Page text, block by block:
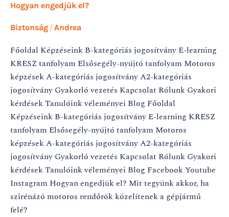
Hogyan engedjük el?
Biztonság / Andrea
Főoldal Képzéseink B-kategóriás jogosítvány E-learning
KRESZ tanfolyam Elsősegély-nyújtó tanfolyam Motoros
képzések A-kategóriás jogosítvány A2-kategóriás
jogosítvány Gyakorló vezetés Kapcsolat Rólunk Gyakori
kérdések Tanulóink véleményei Blog Főoldal
Képzéseink B-kategóriás jogosítvány E-learning KRESZ
tanfolyam Elsősegély-nyújtó tanfolyam Motoros
képzések A-kategóriás jogosítvány A2-kategóriás
jogosítvány Gyakorló vezetés Kapcsolat Rólunk Gyakori
kérdések Tanulóink véleményei Blog Facebook Youtube
Instagram Hogyan engedjük el? Mit tegyünk akkor, ha
szirénázó motoros rendőrök közelítenek a gépjármű
felé?
engedjük
el?